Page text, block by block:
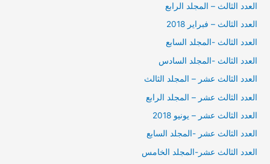
العدد الثالث – المجلد الرابع
العدد الثالث – فبراير 2018
العدد الثالث -المجلد السابع
العدد الثالث -المجلد السادس
العدد الثالث عشر – المجلد الثالث
العدد الثالث عشر – المجلد الرابع
العدد الثالث عشر – يونيو 2018
العدد الثالث عشر -المجلد السابع
العدد الثالث عشر-المجلد الخامس